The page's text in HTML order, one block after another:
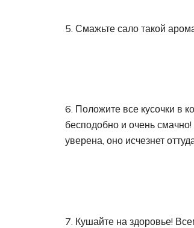
5. Смажьте сало такой
6. Положите все кусочки в
бесподобно и очень
уверена, оно исчезнет
7. Кушайте на здоровье!